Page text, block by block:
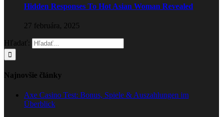
Hidden Responses To Hot Asian Woman Revealed
27 februára, 2025
Hľadať:
Najnovšie články
Axe Casino Test: Bonus, Spiele & Auszahlungen im
Überblick